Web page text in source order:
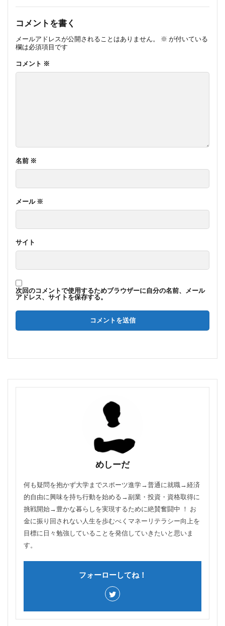
コメントを書く
メールアドレスが公開されることはありません。 ※ が付いている
欄は必須項目です
コメント ※
名前 ※
メール ※
サイト
次回のコメントで使用するためブラウザーに自分の名前、メール
アドレス、サイトを保存する。
めしーだ
何も疑問を抱かず大学までスポーツ進学→普通に就職→経済
的自由に興味を持ち行動を始める→副業・投資・資格取得に
挑戦開始→豊かな暮らしを実現するために絶賛奮闘中 ！ お
金に振り回されない人生を歩むべくマネーリテラシー向上を
目標に日々勉強していることを発信していきたいと思いま
す。
フォーローしてね！